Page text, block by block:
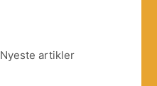
Nyeste artikler